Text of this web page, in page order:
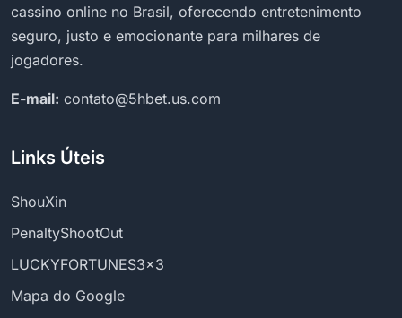
cassino online no Brasil, oferecendo entretenimento
seguro, justo e emocionante para milhares de
jogadores.
E-mail: contato@5hbet.us.com
Links Úteis
ShouXin
PenaltyShootOut
LUCKYFORTUNES3x3
Mapa do Google